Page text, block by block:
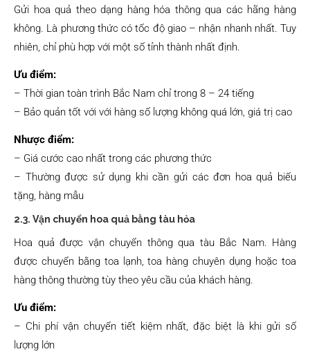
Gửi hoa quả theo dạng hàng hóa thông qua các hãng hàng
không. Là phương thức có tốc độ giao – nhận nhanh nhất. Tuy
nhiên, chỉ phù hợp với một số tỉnh thành nhất định.
Ưu điểm:
– Thời gian toàn trình Bắc Nam chỉ trong 8 – 24 tiếng
– Bảo quản tốt với với hàng số lượng không quá lớn, giá trị cao
Nhược điểm:
– Giá cước cao nhất trong các phương thức
– Thường được sử dụng khi cần gửi các đơn hoa quả biếu
tặng, hàng mẫu
2.3. Vận chuyển hoa quả bằng tàu hỏa
Hoa quả được vận chuyển thông qua tàu Bắc Nam. Hàng
được chuyển bằng toa lạnh, toa hàng chuyên dụng hoặc toa
hàng thông thường tùy theo yêu cầu của khách hàng.
Ưu điểm:
– Chi phí vận chuyển tiết kiệm nhất, đặc biệt là khi gửi số
lượng lớn